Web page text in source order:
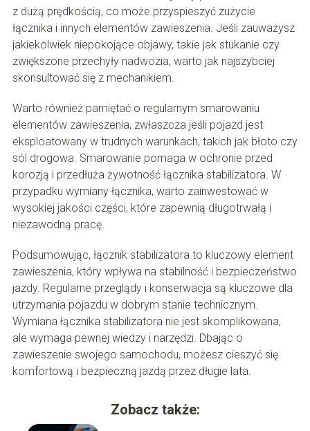
z dużą prędkością, co może przyspieszyć zużycie
łącznika i innych elementów zawieszenia. Jeśli zauważysz
jakiekolwiek niepokojące objawy, takie jak stukanie czy
zwiększone przechyły nadwozia, warto jak najszybciej
skonsultować się z mechanikiem.
Warto również pamiętać o regularnym smarowaniu
elementów zawieszenia, zwłaszcza jeśli pojazd jest
eksploatowany w trudnych warunkach, takich jak błoto czy
sól drogowa. Smarowanie pomaga w ochronie przed
korozją i przedłuża żywotność łącznika stabilizatora. W
przypadku wymiany łącznika, warto zainwestować w
wysokiej jakości części, które zapewnią długotrwałą i
niezawodną pracę.
Podsumowując, łącznik stabilizatora to kluczowy element
zawieszenia, który wpływa na stabilność i bezpieczeństwo
jazdy. Regularne przeglądy i konserwacja są kluczowe dla
utrzymania pojazdu w dobrym stanie technicznym.
Wymiana łącznika stabilizatora nie jest skomplikowana,
ale wymaga pewnej wiedzy i narzędzi. Dbając o
zawieszenie swojego samochodu, możesz cieszyć się
komfortową i bezpieczną jazdą przez długie lata.
Zobacz także: